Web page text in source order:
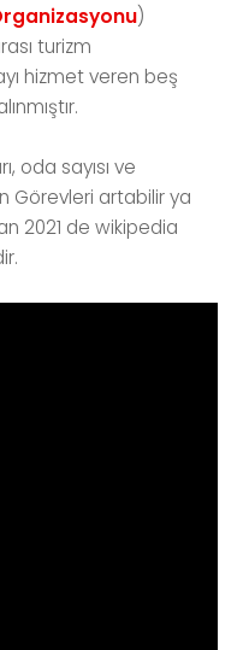
)
turizm
hizmet veren beş
oda sayısı ve
Görevleri artabilir ya
2021 de wikipedia